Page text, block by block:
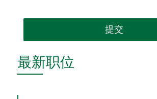
提交
最新职位